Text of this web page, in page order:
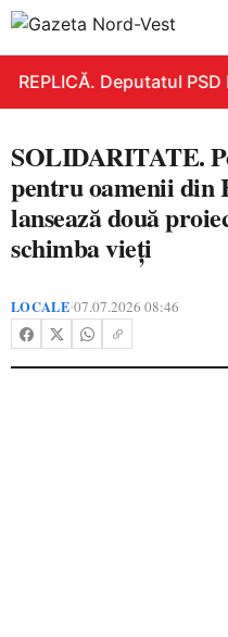
REPLICĂ. Deputatul
SOLIDARITATE.
pentru oamenii
lansează două
schimba vieți
LOCALE•07.07.2026 08:46